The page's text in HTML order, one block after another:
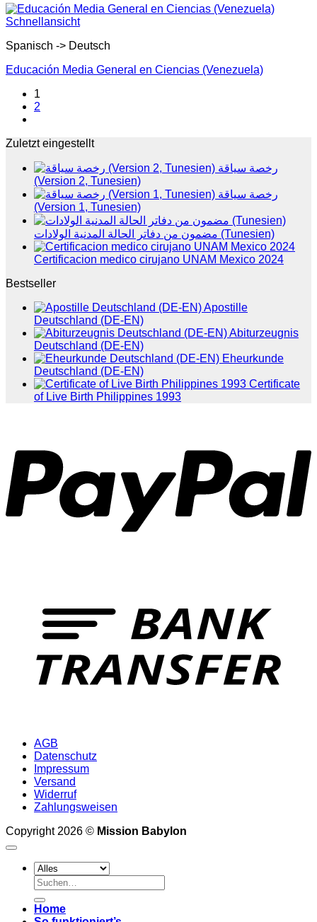
Schnellansicht
Spanisch -> Deutsch
Educación Media General en Ciencias (Venezuela)
1
2
Zuletzt eingestellt
رخصة سياقة
(Version 2, Tunesien)
رخصة سياقة
(Version 1, Tunesien)
مضمون من دفاتر الحالة المدنية الولادات (Tunesien)
Certificacion medico cirujano UNAM Mexico 2024
Bestseller
Apostille
Deutschland (DE-EN)
Abiturzeugnis
Deutschland (DE-EN)
Eheurkunde
Deutschland (DE-EN)
Certificate
of Live Birth Philippines 1993
AGB
Datenschutz
Impressum
Versand
Widerruf
Zahlungsweisen
Copyright 2026 © Mission Babylon
Suchen
nach:
Home